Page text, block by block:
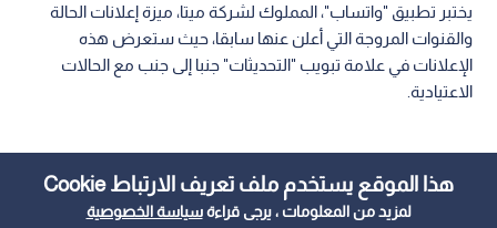
هذا الموقع يستخدم ملف تعريف الارتباط Cookie
لمزيد من المعلومات ، يرجى قراءةسياسة الخصوصية
يختبر تطبيق "واتساب"، المملوك لشركة ميتا، ميزة إعلانات الحالة
والقنوات المروجة التي أعلن عنها سابقا، حيث ستعرض هذه
الإعلانات في علامة تبويب "التحديثات" جنبا إلى جنب مع الحالات
الاعتيادية.